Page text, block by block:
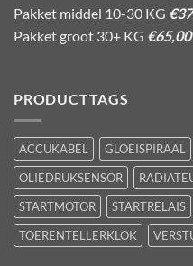
Pakket middel 10-30 KG
Pakket groot 30+ KG €65,00
PRODUCTTAGS
ACCUKABEL GLOEISPIRAAL
OLIEDRUKSENSOR
STARTMOTOR
STARTRELAIS
TOERENTELLERKLOK